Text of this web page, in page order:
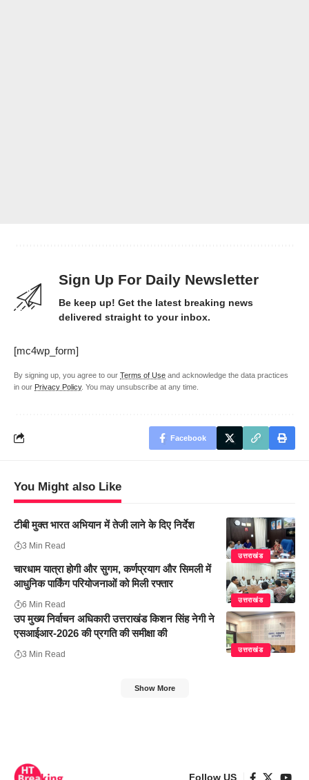
Sign Up For Daily Newsletter
Be keep up! Get the latest breaking news
delivered straight to your inbox.
[mc4wp_form]
By signing up, you agree to our Terms of Use and acknowledge the data practices
in our Privacy Policy. You may unsubscribe at any time.
Facebook
You Might also Like
उत्तराखंड
टीबी मुक्त भारत अभियान में तेजी लाने के दिए निर्देश
3 Min Read
उत्तराखंड
चारधाम यात्रा होगी और सुगम, कर्णप्रयाग और सिमली में
आधुनिक पार्किंग परियोजनाओं को मिली रफ्तार
6 Min Read
उत्तराखंड
उप मुख्य निर्वाचन अधिकारी उत्तराखंड किशन सिंह नेगी ने
एसआईआर-2026 की प्रगति की समीक्षा की
3 Min Read
Show More
Follow US